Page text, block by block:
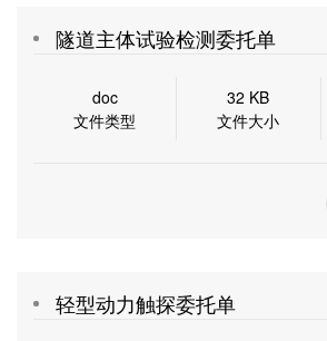
隧道主体试验检测委托单
doc
文件类型
32 KB
文件大小
轻型动力触探委托单